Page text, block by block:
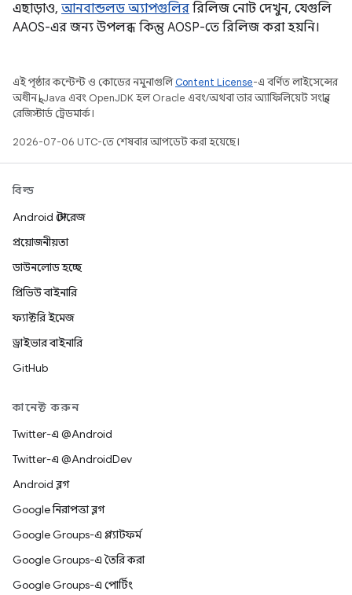
এছাড়াও, আনবান্ডলড অ্যাপগুলির রিলিজ নোট দেখুন, যেগুলি
AAOS-এর জন্য উপলব্ধ কিন্তু AOSP-তে রিলিজ করা হয়নি।
এই পৃষ্ঠার কন্টেন্ট ও কোডের নমুনাগুলিContent License-এ বর্ণিত লাইসেন্সের
অধীনস্থ। Java এবং OpenJDK হল Oracle এবং/অথবা তার অ্যাফিলিয়েট সংস্থার
রেজিস্টার্ড ট্রেডমার্ক।
2026-07-06 UTC-তে শেষবার আপডেট করা হয়েছে।
বিল্ড
Android স্টোরেজ
প্রয়োজনীয়তা
ডাউনলোড হচ্ছে
প্রিভিউ বাইনারি
ফ্যাক্টরি ইমেজ
ড্রাইভার বাইনারি
GitHub
কানেক্ট করুন
Twitter-এ @Android
Twitter-এ @AndroidDev
Android ব্লগ
Google নিরাপত্তা ব্লগ
Google Groups-এ প্ল্যাটফর্ম
Google Groups-এ তৈরি করা
Google Groups-এ পোর্টিং